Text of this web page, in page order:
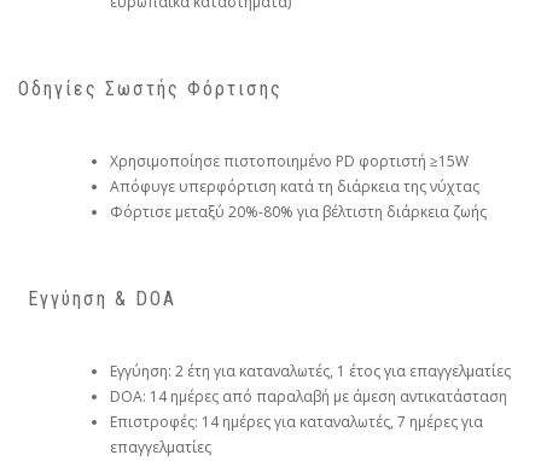
Οδηγίες Σωστής Φόρτισης
Χρησιμοποίησε πιστοποιημένο PD φορτιστή ≥15W
Απόφυγε υπερφόρτιση κατά τη διάρκεια της νύχτας
Φόρτισε μεταξύ 20%-80% για βέλτιστη διάρκεια ζωής
️ Εγγύηση & DOA
Εγγύηση: 2 έτη για καταναλωτές, 1 έτος για επαγγελματίες
DOA: 14 ημέρες από παραλαβή με άμεση αντικατάσταση
Επιστροφές: 14 ημέρες για καταναλωτές, 7 ημέρες για
επαγγελματίες